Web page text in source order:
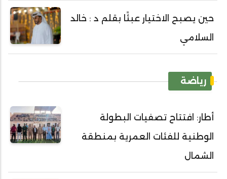
حين يصبح الاختيار عبئًا بقلم د : خالد
السلامي
رياضة
أطار: افتتاح تصفيات البطولة
الوطنية للفئات العمرية بمنطقة
الشمال